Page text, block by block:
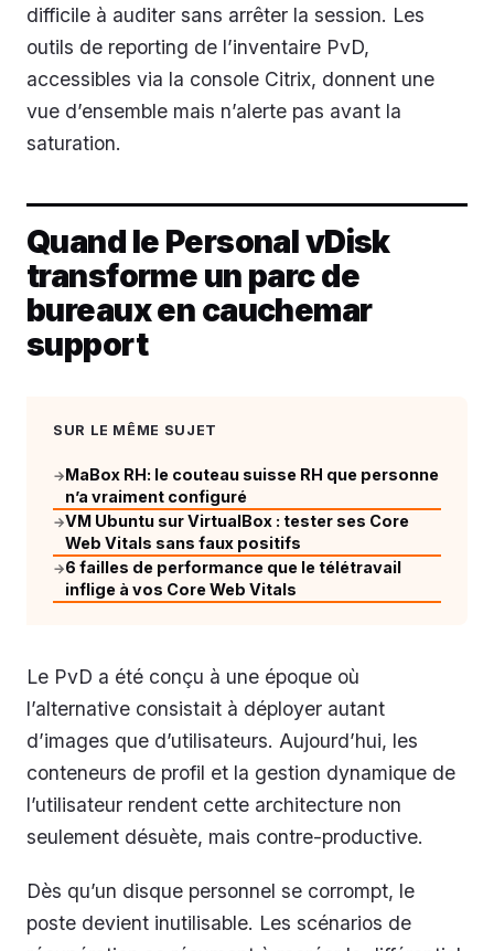
difficile à auditer sans arrêter la session. Les
outils de reporting de l’inventaire PvD,
accessibles via la console Citrix, donnent une
vue d’ensemble mais n’alerte pas avant la
saturation.
Quand le Personal vDisk
transforme un parc de
bureaux en cauchemar
support
SUR LE MÊME SUJET
→MaBox RH: le couteau suisse RH que personne
n’a vraiment configuré
→VM Ubuntu sur VirtualBox : tester ses Core
Web Vitals sans faux positifs
→6 failles de performance que le télétravail
inflige à vos Core Web Vitals
Le PvD a été conçu à une époque où
l’alternative consistait à déployer autant
d’images que d’utilisateurs. Aujourd’hui, les
conteneurs de profil et la gestion dynamique de
l’utilisateur rendent cette architecture non
seulement désuète, mais contre-productive.
Dès qu’un disque personnel se corrompt, le
poste devient inutilisable. Les scénarios de